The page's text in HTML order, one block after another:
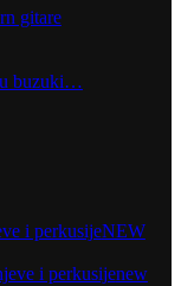
gitare
buzuki…
i perkusijeNEW
i perkusijenew